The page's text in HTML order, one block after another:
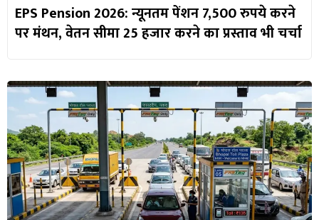
EPS Pension 2026: न्यूनतम पेंशन 7,500 रुपये करने
पर मंथन, वेतन सीमा 25 हजार करने का प्रस्ताव भी चर्चा